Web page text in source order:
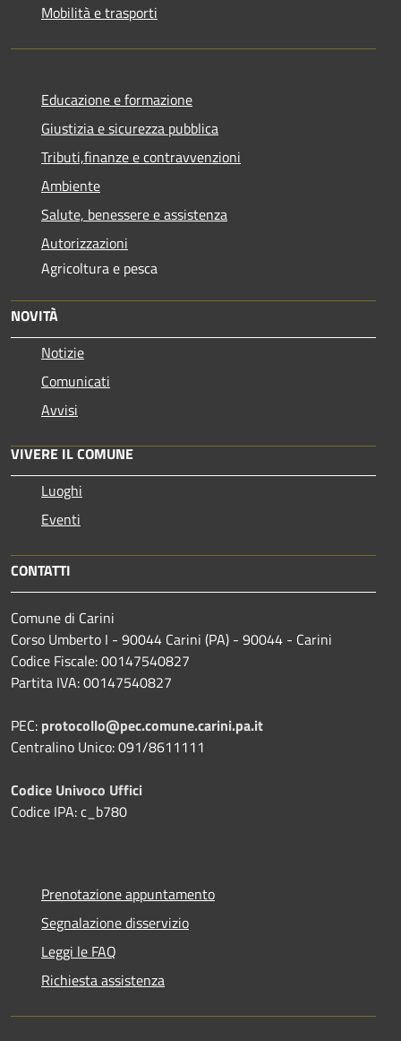
Mobilità e trasporti
Educazione e formazione
Giustizia e sicurezza pubblica
Tributi,finanze e contravvenzioni
Ambiente
Salute, benessere e assistenza
Autorizzazioni
Agricoltura e pesca
NOVITÀ
Notizie
Comunicati
Avvisi
VIVERE IL COMUNE
Luoghi
Eventi
CONTATTI
Comune di Carini
Corso Umberto I - 90044 Carini (PA) - 90044 - Carini
Codice Fiscale: 00147540827
Partita IVA: 00147540827
PEC: protocollo@pec.comune.carini.pa.it
Centralino Unico: 091/8611111
Codice Univoco Uffici
Codice IPA: c_b780
Prenotazione appuntamento
Segnalazione disservizio
Leggi le FAQ
Richiesta assistenza